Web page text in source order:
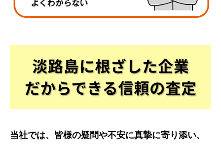
当社では、皆様の疑問や不安に真摯に寄り添い、